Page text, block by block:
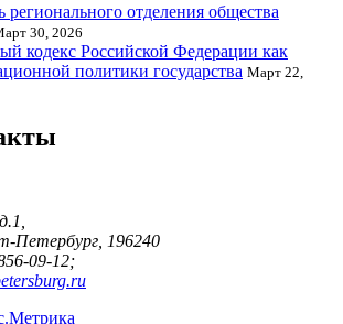
регионального отделения общества
30, 2026
кодекс Российской Федерации как
политики государства Март 22,
Петербург, 196240
09-12;